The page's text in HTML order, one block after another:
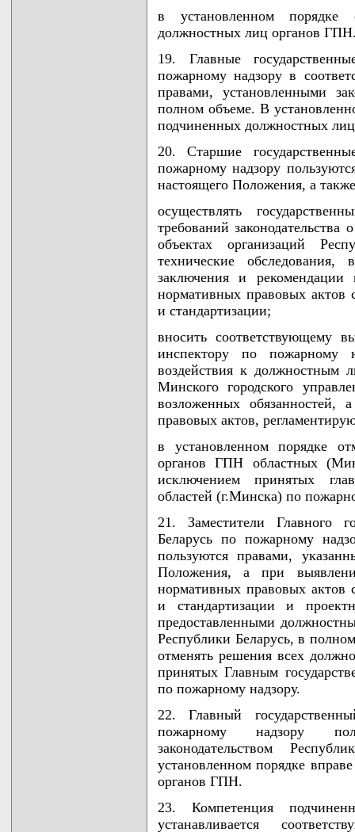
в установленном порядке
должностных лиц органов
19. Главные
пожарному надзору в
правами, установленными
полном объеме. В
подчиненных должностных
20. Старшие
пожарному надзору
настоящего Положения, а
осуществлять
требований
объектах организаций
технические обследования,
заключения и
нормативных правовых актов
и стандартизации;
вносить соответствующему
инспектору по пожарному
воздействия к
Минского городского
возложенных
правовых актов,
в установленном порядке
органов ГПН областных
исключением принятых
областей (г.Минска) по
21. Заместители Главного
Беларусь по пожарному
пользуются правами,
Положения, а при
нормативных правовых актов
и стандартизации и
предоставленными
Республики Беларусь, в
отменять решения всех
принятых Главным
по пожарному надзору.
22. Главный
пожарному надзору
законодательством
установленном порядке
органов ГПН.
23. Компетенция
устанавливается